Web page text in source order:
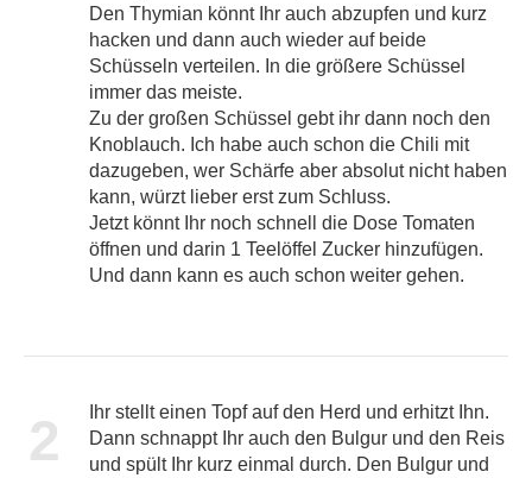
Den Thymian könnt Ihr auch abzupfen und kurz
hacken und dann auch wieder auf beide
Schüsseln verteilen. In die größere Schüssel
immer das meiste.
Zu der großen Schüssel gebt ihr dann noch den
Knoblauch. Ich habe auch schon die Chili mit
dazugeben, wer Schärfe aber absolut nicht haben
kann, würzt lieber erst zum Schluss.
Jetzt könnt Ihr noch schnell die Dose Tomaten
öffnen und darin 1 Teelöffel Zucker hinzufügen.
Und dann kann es auch schon weiter gehen.
2
Ihr stellt einen Topf auf den Herd und erhitzt Ihn.
Dann schnappt Ihr auch den Bulgur und den Reis
und spült Ihr kurz einmal durch. Den Bulgur und